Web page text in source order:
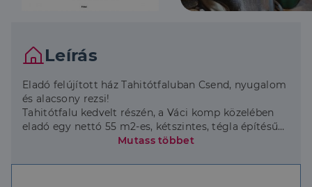
Leírás
Eladó felújított ház Tahitótfaluban Csend, nyugalom
és alacsony rezsi!
Tahitótfalu kedvelt részén, a Váci komp közelében
eladó egy nettó 55 m2-es, kétszintes, tégla építésű
ház 1750 m2-es telekkel. Ideális választás azoknak,
otthont keresnek.
Mutass többet